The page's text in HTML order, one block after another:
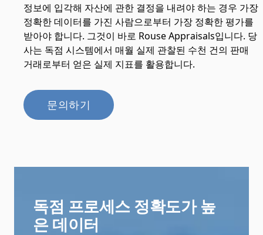
정보에 입각해 자산에 관한 결정을 내려야 하는 경우 가장
정확한 데이터를 가진 사람으로부터 가장 정확한 평가를
받아야 합니다. 그것이 바로 Rouse Appraisals입니다. 당
사는 독점 시스템에서 매월 실제 관찰된 수천 건의 판매
거래로부터 얻은 실제 지표를 활용합니다.
문의하기
독점 프로세스 정확도가 높
은 데이터